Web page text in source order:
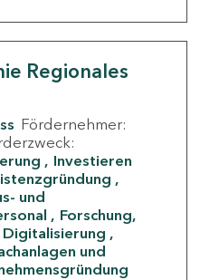
Regionales
Fördernehmer:
Investieren
und
Forschung,
und